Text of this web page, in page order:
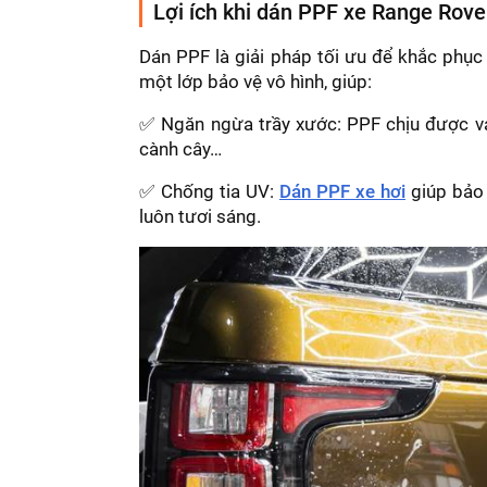
Lợi ích khi dán PPF xe Range
Dán PPF là giải pháp tối ưu để khắc
một lớp bảo vệ vô hình, giúp:
✅ Ngăn ngừa trầy xước: PPF chịu được
cành cây…
✅ Chống tia UV: Dán PPF xe hơi giúp
luôn tươi sáng.